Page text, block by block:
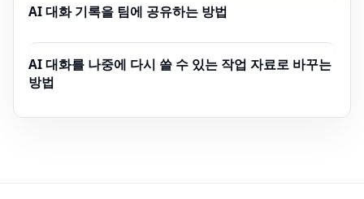
AI 대화 기록을 팀에 공유하는 방법
AI 대화를 나중에 다시 쓸 수 있는 작업 자료로 바꾸는
방법